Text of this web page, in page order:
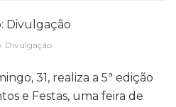
Divulgação
31, realiza a 5ª edição
e Festas, uma feira de